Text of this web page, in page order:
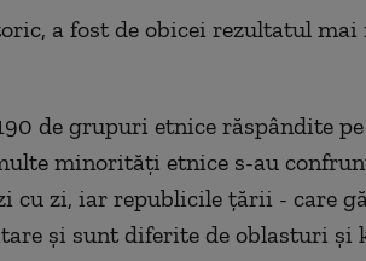
a fost de obicei rezultatul
de grupuri etnice răspândite
minorități etnice s-au
cu zi, iar republicile țării - care
și sunt diferite de oblasturi și